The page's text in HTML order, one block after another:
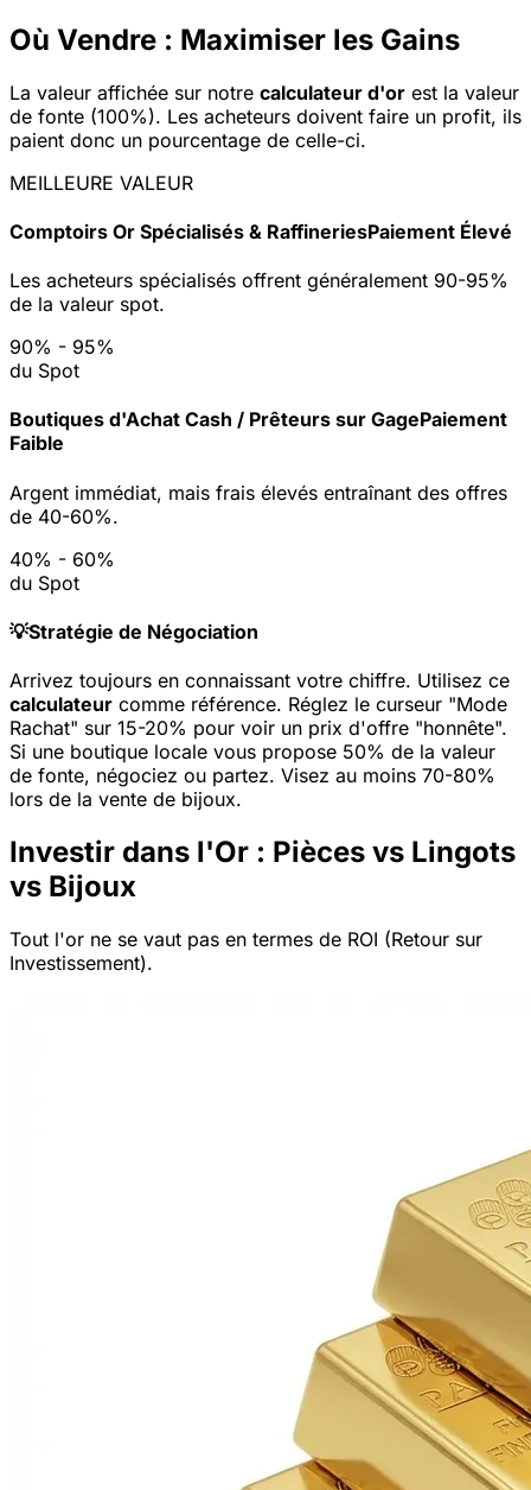
Où Vendre : Maximiser les Gains
La valeur affichée sur notre calculateur d'or est la valeur
de fonte (100%). Les acheteurs doivent faire un profit, ils
paient donc un pourcentage de celle-ci.
MEILLEURE VALEUR
Comptoirs Or Spécialisés & RaffineriesPaiement Élevé
Les acheteurs spécialisés offrent généralement 90-95%
de la valeur spot.
90% - 95%
du Spot
Boutiques d'Achat Cash / Prêteurs sur GagePaiement
Faible
Argent immédiat, mais frais élevés entraînant des offres
de 40-60%.
40% - 60%
du Spot
💡Stratégie de Négociation
Arrivez toujours en connaissant votre chiffre. Utilisez ce
calculateur comme référence. Réglez le curseur "Mode
Rachat" sur 15-20% pour voir un prix d'offre "honnête".
Si une boutique locale vous propose 50% de la valeur
de fonte, négociez ou partez. Visez au moins 70-80%
lors de la vente de bijoux.
Investir dans l'Or : Pièces vs Lingots
vs Bijoux
Tout l'or ne se vaut pas en termes de ROI (Retour sur
Investissement).